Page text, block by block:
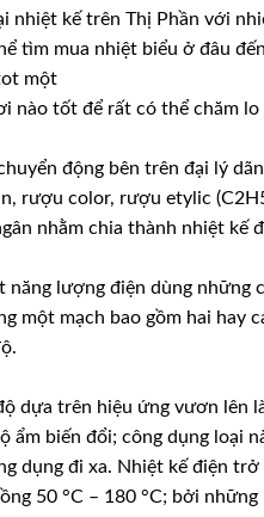
nhiệt kế trên Thị Phần với
tìm mua nhiệt biểu ở đâu
một
nào tốt để rất có thể chăm
động bên trên đại lý
rượu color, rượu etylic
nhằm chia thành nhiệt kế
năng lượng điện dùng những
một mạch bao gồm hai hay
dựa trên hiệu ứng vươn lên
ẩm biến đổi; công dụng loại
dụng đi xa. Nhiệt kế điện
50 °C – 180 °C; bởi